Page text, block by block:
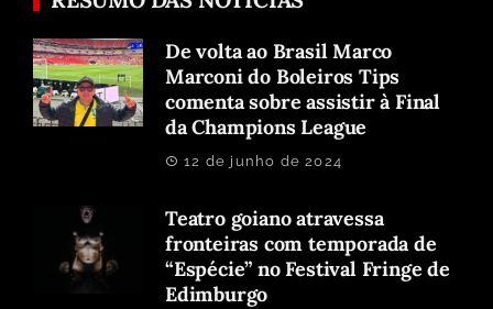
De volta ao Brasil Marco
Marconi do Boleiros Tips
comenta sobre assistir à Final
da Champions League
12 de junho de 2024
Teatro goiano atravessa
fronteiras com temporada de
“Espécie” no Festival Fringe de
Edimburgo